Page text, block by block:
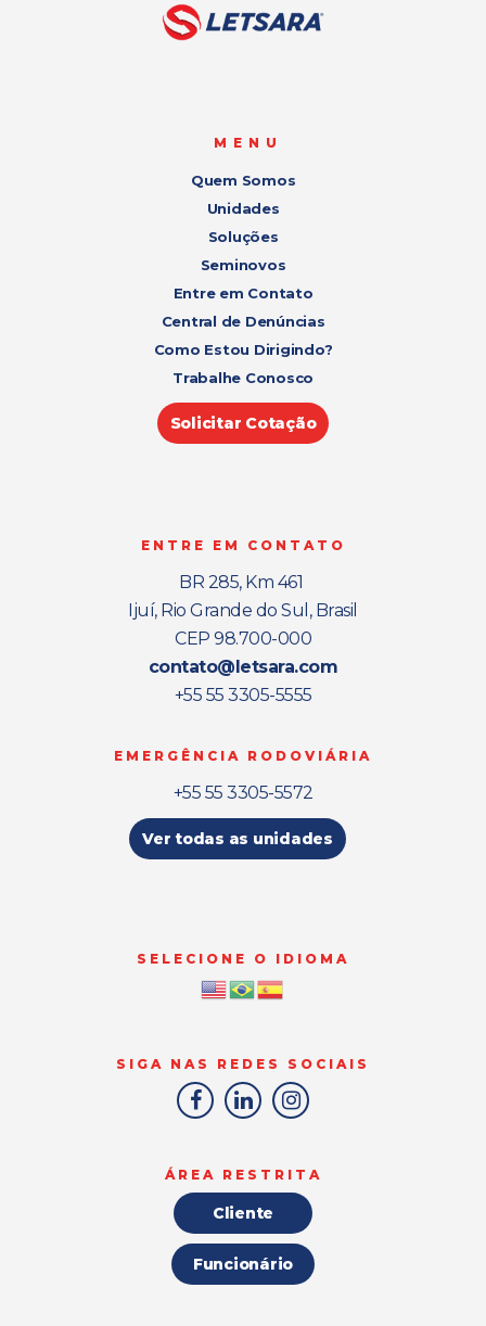
MENU
Quem Somos
Unidades
Soluções
Seminovos
Entre em Contato
Central de Denúncias
Como Estou Dirigindo?
Trabalhe Conosco
Solicitar Cotação
ENTRE EM CONTATO
BR 285, Km 461
Ijuí, Rio Grande do Sul, Brasil
CEP 98.700-000
contato@letsara.com
+55 55 3305-5555
EMERGÊNCIA RODOVIÁRIA
+55 55 3305-5572
Ver todas as unidades
SELECIONE O IDIOMA
SIGA NAS REDES SOCIAIS
ÁREA RESTRITA
Cliente
Funcionário